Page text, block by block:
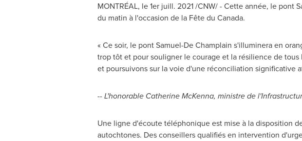
MONTRÉAL, le 1er juill. 2021 /CNW/ - Cette année, le pont
du matin à l'occasion de la Fête du Canada.
« Ce soir, le pontSamuel-De Champlain s'illuminera en
trop tôt et pour souligner le courage et la résilience de
et poursuivons sur la voie d'une réconciliation significative
-- L'honorable Catherine McKenna, ministre de
Une ligne d'écoute téléphonique est mise à la disposition
autochtones. Des conseillers qualifiés en intervention